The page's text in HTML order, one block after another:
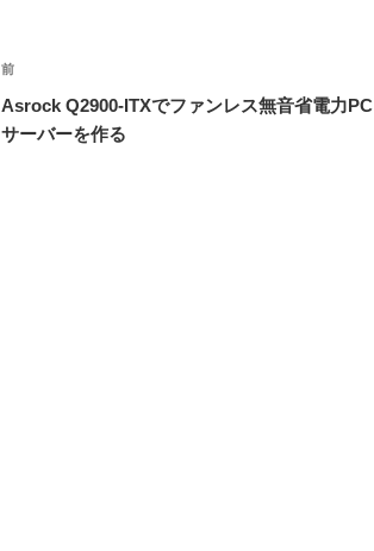
投
稿
ナ
前
の
投
前
Asrock Q2900-ITXでファンレス無音省電力PC
サーバーを作る